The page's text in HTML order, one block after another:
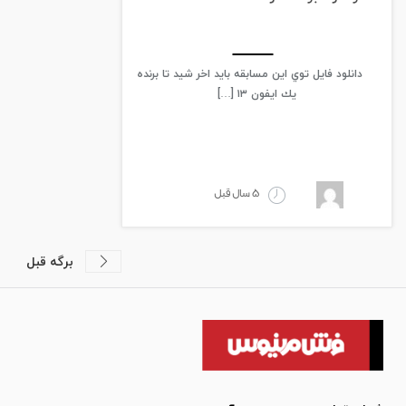
دانلود فایل توي اين مسابقه بايد اخر شيد تا برنده
يك ايفون ١٣ […]
5 سال قبل
برگه قبل